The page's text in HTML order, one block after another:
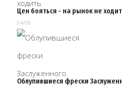
Цен бояться - на рынок не
04/08
Облупившиеся фрески